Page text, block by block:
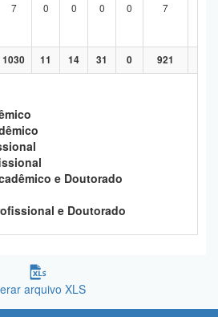
7 0 0 0 0 7
1030 11 14 31 0 921
e Doutorado
e Doutorado
arquivo XLS